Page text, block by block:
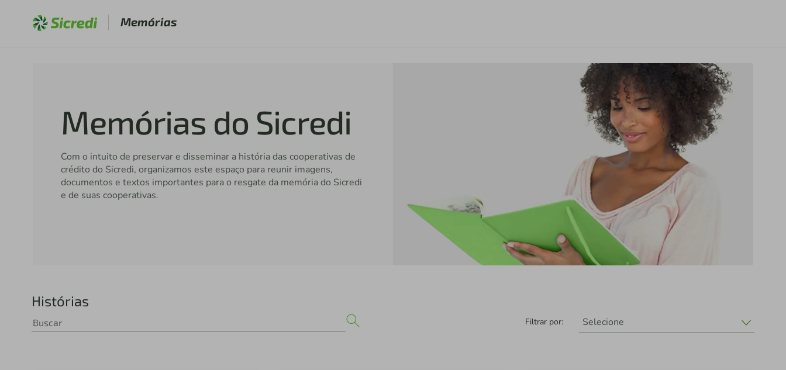
Memórias
Memórias do Sicredi
Com o intuito de preservar e disseminar a história das cooperativas de
crédito do Sicredi, organizamos este espaço para reunir imagens,
documentos e textos importantes para o resgate da memória do Sicredi
e de suas cooperativas.
Histórias
Filtrar por: Selecione